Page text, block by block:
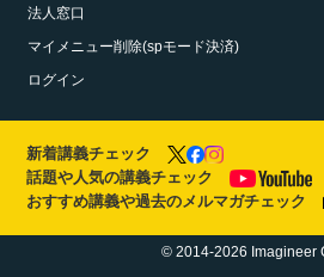
法人窓口
マイメニュー削除(spモード決済)
ログイン
新着講義チェック
話題や人気の講義チェック
おすすめ講義や過去のメルマガチェック
© 2014-2026 Imagineer